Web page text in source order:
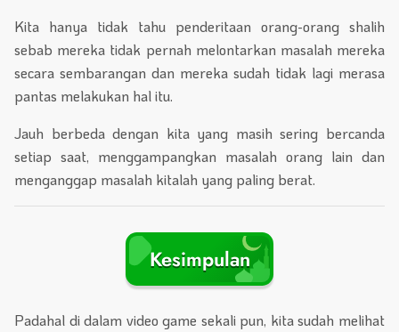
Kita hanya tidak tahu penderitaan orang-orang shalih
sebab mereka tidak pernah melontarkan masalah mereka
secara sembarangan dan mereka sudah tidak lagi merasa
pantas melakukan hal itu.
Jauh berbeda dengan kita yang masih sering bercanda
setiap saat, menggampangkan masalah orang lain dan
menganggap masalah kitalah yang paling berat.
Kesimpulan
Padahal di dalam video game sekali pun, kita sudah melihat